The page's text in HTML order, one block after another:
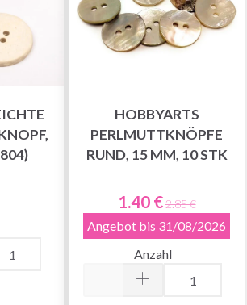
HOBBYARTS
PERLMUTTKNÖPFE
RUND, 15 MM, 10 STK
1.40 €2.85 €
Angebot bis 31/08/2026
Anzahl